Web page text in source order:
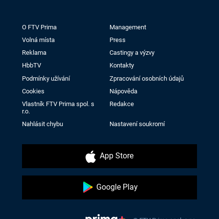
O FTV Prima
Management
Volná místa
Press
Reklama
Castingy a výzvy
HbbTV
Kontakty
Podmínky užívání
Zpracování osobních údajů
Cookies
Nápověda
Vlastník FTV Prima spol. s
r.o.
Redakce
Nahlásit chybu Nastavení soukromí
App Store
Google Play